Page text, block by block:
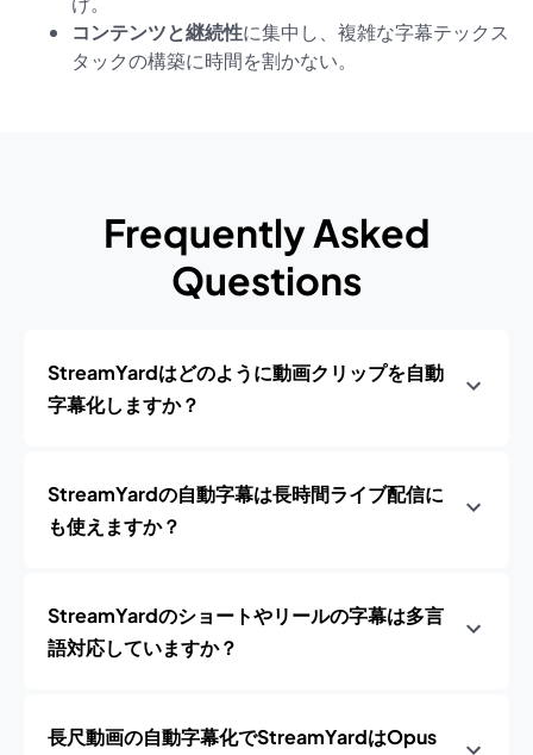
コンテンツと継続性に集中し、複雑な字幕テックス
タックの構築に時間を割かない。
Frequently Asked
Questions
StreamYardはどのように動画クリップを自動
字幕化しますか？
StreamYardの自動字幕は長時間ライブ配信に
も使えますか？
StreamYardのショートやリールの字幕は多言
語対応していますか？
長尺動画の自動字幕化でStreamYardはOpus